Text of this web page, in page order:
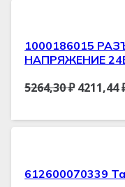
1000186015
НАПРЯЖЕНИЕ
5264,30₽ 4211,44
612600070339